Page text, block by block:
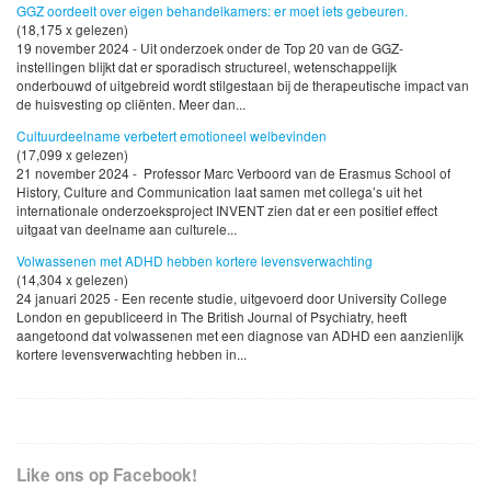
GGZ oordeelt over eigen behandelkamers: er moet iets gebeuren.
(18,175 x gelezen)
19 november 2024 - Uit onderzoek onder de Top 20 van de GGZ-
instellingen blijkt dat er sporadisch structureel, wetenschappelijk
onderbouwd of uitgebreid wordt stilgestaan bij de therapeutische impact van
de huisvesting op cliënten. Meer dan...
Cultuurdeelname verbetert emotioneel welbevinden
(17,099 x gelezen)
21 november 2024 - Professor Marc Verboord van de Erasmus School of
History, Culture and Communication laat samen met collega’s uit het
internationale onderzoeksproject INVENT zien dat er een positief effect
uitgaat van deelname aan culturele...
Volwassenen met ADHD hebben kortere levensverwachting
(14,304 x gelezen)
24 januari 2025 - Een recente studie, uitgevoerd door University College
London en gepubliceerd in The British Journal of Psychiatry, heeft
aangetoond dat volwassenen met een diagnose van ADHD een aanzienlijk
kortere levensverwachting hebben in...
Like ons op Facebook!